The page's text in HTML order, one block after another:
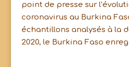
point de presse sur
coronavirus au Burkina
échantillons analysés à la
2020, le Burkina Faso